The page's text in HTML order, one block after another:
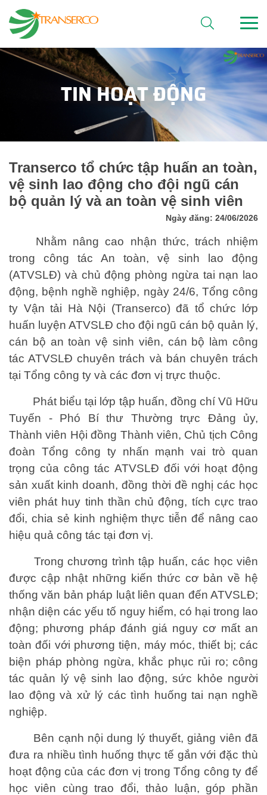
TIN HOẠT ĐỘNG
Transerco tổ chức tập huấn an toàn,
vệ sinh lao động cho đội ngũ cán
bộ quản lý và an toàn vệ sinh viên
Ngày đăng: 24/06/2026
Nhằm nâng cao nhận thức, trách nhiệm
trong công tác An toàn, vệ sinh lao động
(ATVSLĐ) và chủ động phòng ngừa tai nạn lao
động, bệnh nghề nghiệp, ngày 24/6, Tổng công
ty Vận tải Hà Nội (Transerco) đã tổ chức lớp
huấn luyện ATVSLĐ cho đội ngũ cán bộ quản lý,
cán bộ an toàn vệ sinh viên, cán bộ làm công
tác ATVSLĐ chuyên trách và bán chuyên trách
tại Tổng công ty và các đơn vị trực thuộc.
Phát biểu tại lớp tập huấn, đồng chí Vũ Hữu
Tuyến - Phó Bí thư Thường trực Đảng ủy,
Thành viên Hội đồng Thành viên, Chủ tịch Công
đoàn Tổng công ty nhấn mạnh vai trò quan
trọng của công tác ATVSLĐ đối với hoạt động
sản xuất kinh doanh, đồng thời đề nghị các học
viên phát huy tinh thần chủ động, tích cực trao
đổi, chia sẻ kinh nghiệm thực tiễn để nâng cao
hiệu quả công tác tại đơn vị.
Trong chương trình tập huấn, các học viên
được cập nhật những kiến thức cơ bản về hệ
thống văn bản pháp luật liên quan đến ATVSLĐ;
nhận diện các yếu tố nguy hiểm, có hại trong lao
động; phương pháp đánh giá nguy cơ mất an
toàn đối với phương tiện, máy móc, thiết bị; các
biện pháp phòng ngừa, khắc phục rủi ro; công
tác quản lý vệ sinh lao động, sức khỏe người
lao động và xử lý các tình huống tai nạn nghề
nghiệp.
Bên cạnh nội dung lý thuyết, giảng viên đã
đưa ra nhiều tình huống thực tế gắn với đặc thù
hoạt động của các đơn vị trong Tổng công ty để
học viên cùng trao đổi, thảo luận, góp phần